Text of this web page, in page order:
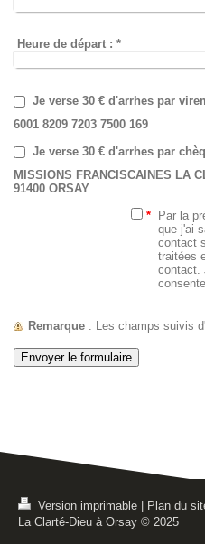
Heure de départ : *
Je verse 30 € d'arrhes par
6001 8209 7203 7500 169
Je verse 30 € d'arrhes par
MISSIONS FRANCISCAINES LA
91400 ORSAY
*
Par la
que j'ai
contact
traitées
contact.
Remarque : Les champs suivis
Version imprimable
Plan du
La Clarté-Dieu à Orsay © 2025